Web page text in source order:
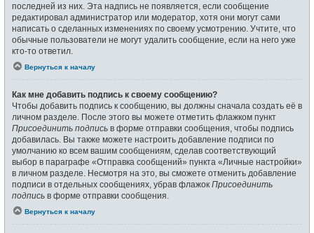
последней из них. Эта надпись не появляется, если сообщение
редактировал администратор или модератор, хотя они могут сами
написать о сделанных изменениях по своему усмотрению. Учтите, что
обычные пользователи не могут удалить сообщение, если на него уже
кто-то ответил.
Вернуться к началу
Как мне добавить подпись к своему сообщению?
Чтобы добавить подпись к сообщению, вы должны сначала создать её в
личном разделе. После этого вы можете отметить флажком пункт
Присоединить подпись в форме отправки сообщения, чтобы подпись
добавилась. Вы также можете настроить добавление подписи по
умолчанию ко всем вашим сообщениям, сделав соответствующий
выбор в параграфе «Отправка сообщений» пункта «Личные настройки»
в личном разделе. Несмотря на это, вы сможете отменить добавление
подписи в отдельных сообщениях, убрав флажок Присоединить
подпись в форме отправки сообщения.
Вернуться к началу